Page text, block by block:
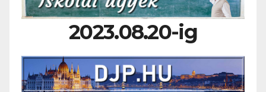
2023.08.20-ig